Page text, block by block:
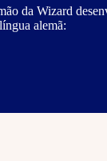
da Wizard
alemã: